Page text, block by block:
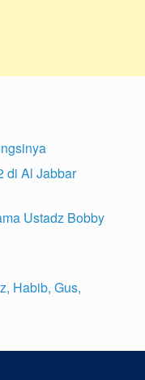
di Al Jabbar
Ustadz Bobby
Habib, Gus,